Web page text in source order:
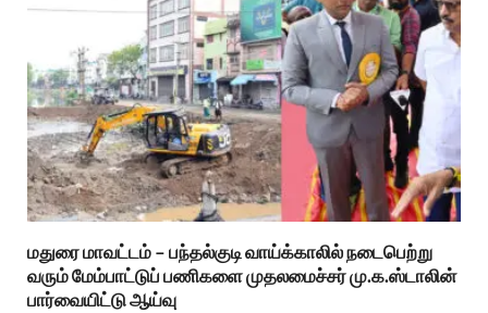
மதுரை மாவட்டம் – பந்தல்குடி வாய்க்காலில் நடைபெற்று
வரும் மேம்பாட்டுப் பணிகளை முதலமைச்சர் மு.க.ஸ்டாலின்
பார்வையிட்டு ஆய்வு